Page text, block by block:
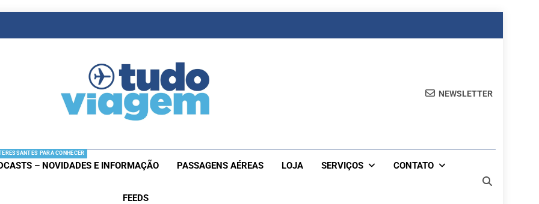
NEWSLETTER
PARA CONHECER
– NOVIDADES E INFORMAÇÃO PASSAGENS AÉREAS LOJA SERVIÇOS CONTATO
FEEDS